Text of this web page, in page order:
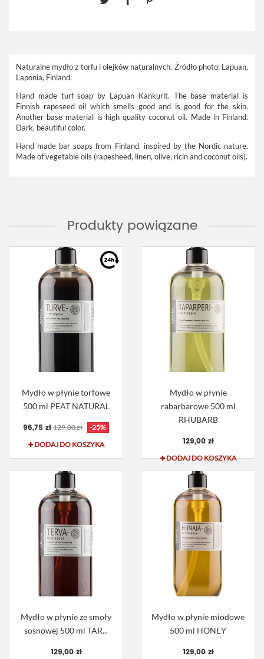
Naturalne mydło z torfu i olejków naturalnych. Źródło photo: Lapuan,
Laponia, Finland.
Hand made turf soap by Lapuan Kankurit. The base material is
Finnish rapeseed oil which smells good and is good for the skin.
Another base material is high quality coconut oil. Made in Finland.
Dark, beautiful color.
Hand made bar soaps from Finland, inspired by the Nordic nature.
Made of vegetable oils (rapesheed, linen, olive, ricin and coconut oils).
Produkty powiązane
Mydło w płynie torfowe
500 ml PEAT NATURAL
96,75 zł 129,00 zł
-25%
DODAJ DO KOSZYKA
Mydło w płynie
rabarbarowe 500 ml
RHUBARB
129,00 zł
DODAJ DO KOSZYKA
Mydło w płynie ze smoły
sosnowej 500 ml TAR...
129,00 zł
Mydło w płynie miodowe
500 ml HONEY
129,00 zł